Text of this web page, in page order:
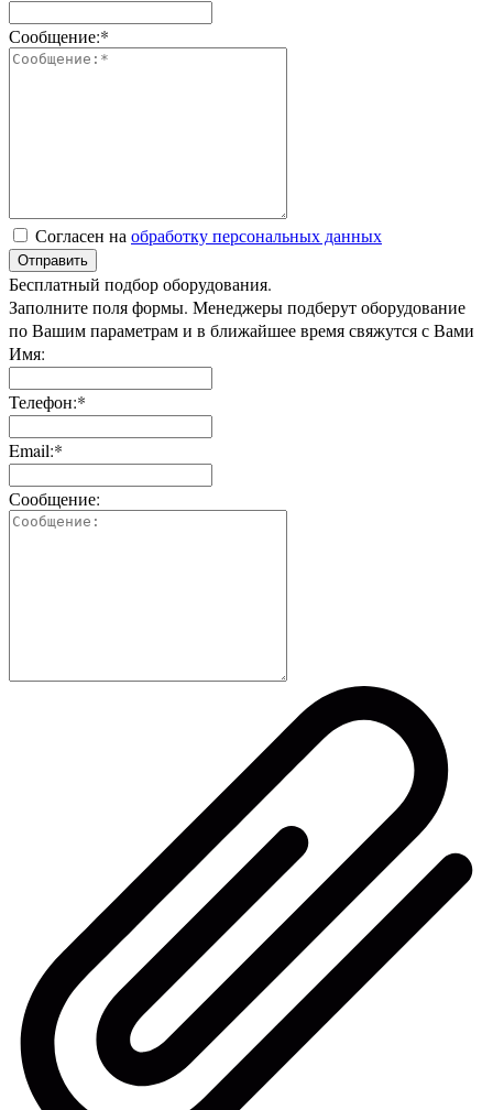
Сообщение:*
Согласен на обработку персональных данных
Отправить
Бесплатный подбор оборудования.
Заполните поля формы. Менеджеры подберут оборудование
по Вашим параметрам и в ближайшее время свяжутся с Вами
Имя:
Телефон:*
Email:*
Сообщение: